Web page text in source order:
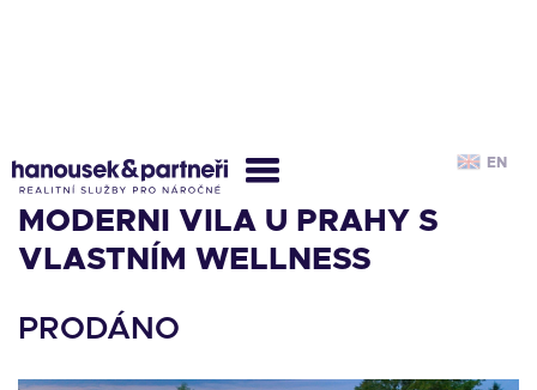
EN
MODERNÍ VILA U PRAHY S
VLASTNÍM WELLNESS
PRODÁNO